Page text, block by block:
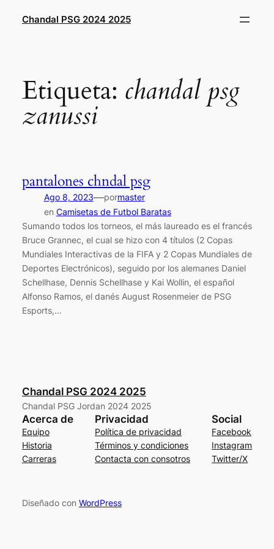
Chandal PSG 2024 2025
Etiqueta: chandal psg
zanussi
pantalones chndal psg
Ago 8, 2023—pormaster
en Camisetas de Futbol Baratas
Sumando todos los torneos, el más laureado es el francés
Bruce Grannec, el cual se hizo con 4 títulos (2 Copas
Mundiales Interactivas de la FIFA y 2 Copas Mundiales de
Deportes Electrónicos), seguido por los alemanes Daniel
Schellhase, Dennis Schellhase y Kai Wollin, el español
Alfonso Ramos, el danés August Rosenmeier de PSG
Esports,…
Chandal PSG 2024 2025
Chandal PSG Jordan 2024 2025
Acerca de
Equipo
Historia
Carreras
Privacidad
Política de privacidad
Términos y condiciones
Contacta con consotros
Social
Facebook
Instagram
Twitter/X
Diseñado con WordPress